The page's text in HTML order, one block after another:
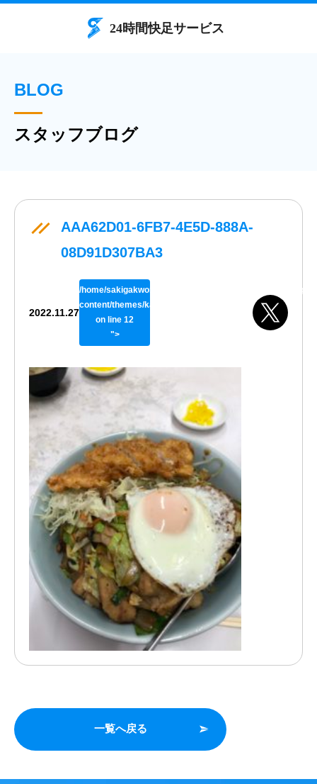
BLOG
スタッフブログ
AAA62D01-6FB7-4E5D-888A-
08D91D307BA3
2022.11.27
/home/sakigakworks/benriya24h.com/public_html/wp/wp-
content/themes/kaisokuthemeV02/single.php
on line 12
">
一覧へ戻る